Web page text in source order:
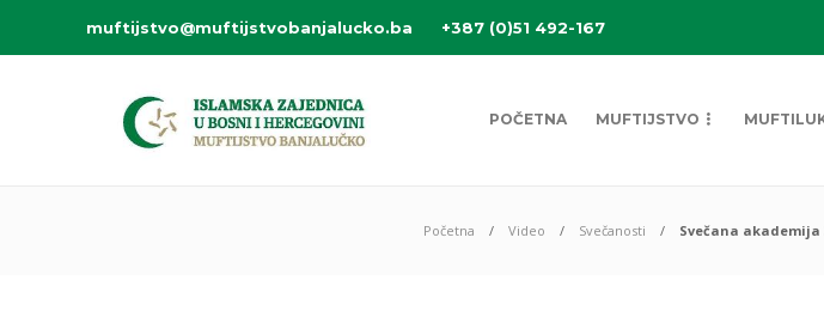
muftijstvo@muftijstvobanjalucko.ba +387 (0)51 492-167
POČETNA MUFTIJSTVO
Početna Video Svečanosti Svečana